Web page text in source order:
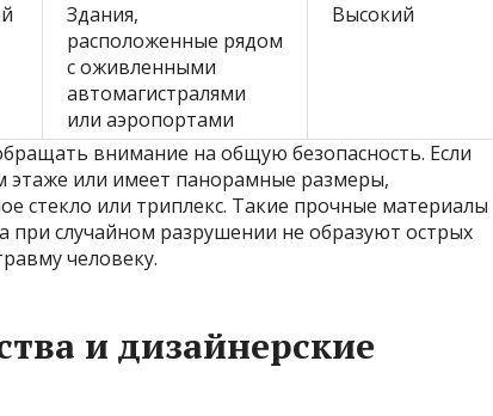
Здания,
расположенные рядом
с оживленными
автомагистралями
или аэропортами
Высокий
внимание на общую безопасность. Если
этаже или имеет панорамные размеры,
стекло или триплекс. Такие прочные материалы
случайном разрушении не образуют острых
человеку.
и дизайнерские